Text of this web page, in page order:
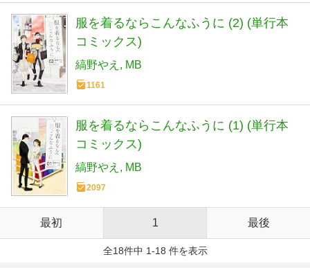
服を着るならこんなふうに (2) (単行本
コミックス)
縞野やえ MB
1161
服を着るならこんなふうに (1) (単行本
コミックス)
縞野やえ MB
2097
最初 1 最後
全18件中 1-18 件を表示